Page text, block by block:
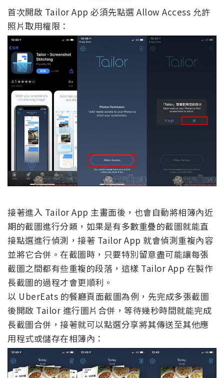
首次開啟 Tailor App 必須先點選 Allow Access 允許
照片取用權限：
接著進入 Tailor App 主畫面後，也會自動將相簿內近
期的截圖進行分類，如果是有多數重疊的截圖就能直
接點選進行偵測，接著 Tailor App 就會偵測重複內容
並將它合併。在截圖時，只要特別留意盡可能讓每張
截圖之間都有些重複的段落，這樣 Tailor App 在製作
長截圖的過程才會更順利。
以 UberEats 的餐廳頁面截圖為例，先完成多張截圖
後開啟 Tailor 進行圖片合併，等待幾秒時間就能完成
長截圖合併，接著就可以點選分享將其傳送至其他應
用程式或儲存在相簿內：